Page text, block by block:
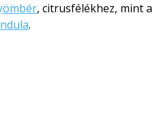
, citrusfélékhez, mint a
.